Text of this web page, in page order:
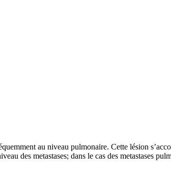
au niveau pulmonaire. Cette lésion
des metastases; dans le cas des metastases